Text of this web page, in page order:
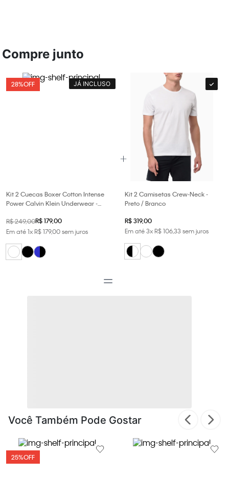
Compre junto
JÁ INCLUSO
28%OFF
Kit 2 Cuecas Boxer Cotton Intense
Power Calvin Klein Underwear -
R$249,00R$179,00
Em até1xR$179,00sem juros
Kit 2 Camisetas Crew-Neck -
Preto / Branco
R$319,00
Em até3xR$106,33 sem juros
Você Também Pode Gostar
25%OFF